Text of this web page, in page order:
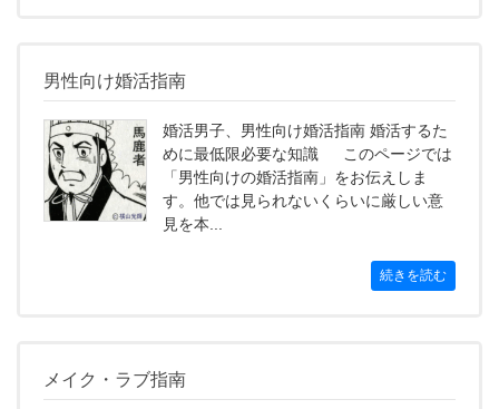
男性向け婚活指南
婚活男子、男性向け婚活指南 婚活するた
めに最低限必要な知識 このページでは
「男性向けの婚活指南」をお伝えしま
す。他では見られないくらいに厳しい意
見を本...
続きを読む
メイク・ラブ指南